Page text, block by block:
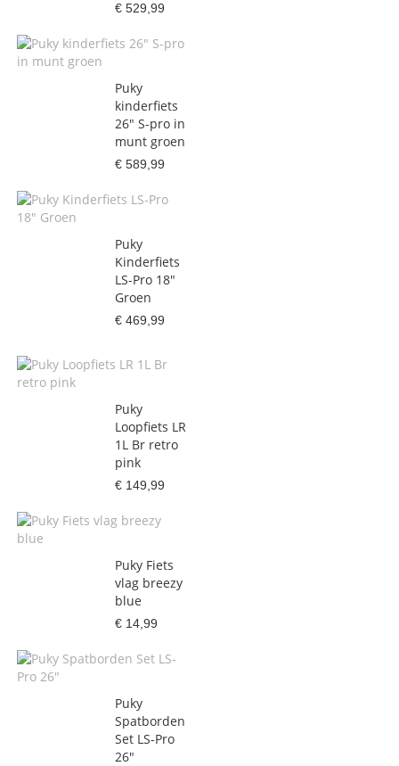
€ 529,99
Puky
kinderfiets
26" S-pro in
munt groen
€ 589,99
Puky
Kinderfiets
LS-Pro 18"
Groen
€ 469,99
Puky
Loopfiets LR
1L Br retro
pink
€ 149,99
Puky Fiets
vlag breezy
blue
€ 14,99
Puky
Spatborden
Set LS-Pro
26"